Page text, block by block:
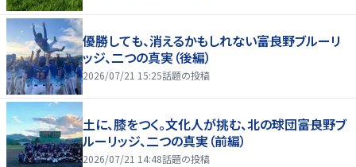
優勝しても、消えるかもしれない――富良野ブルーリ
ッジ、二つの真実（後編）
2026/07/21 15:25話題の投稿
土に、膝をつく。文化人が挑む、北の球団――富良野ブ
ルーリッジ、二つの真実（前編）
2026/07/21 14:48話題の投稿